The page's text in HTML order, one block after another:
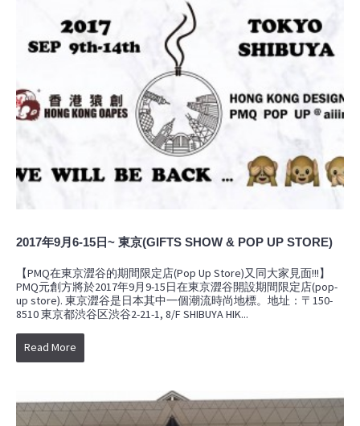
2017年9月6-15日~ 東京(GIFTS SHOW & POP UP STORE)
【PMQ在東京澀谷的期間限定店(Pop Up Store)又同大家見面!!!】
PMQ元創方將於2017年9月9-15日在東京澀谷開設期間限定店(pop-
up store). 東京澀谷是日本其中一個潮流時尚地標。地址：〒150-
8510 東京都渋谷区渋谷2-21-1, 8/F SHIBUYA HIK...
Read More